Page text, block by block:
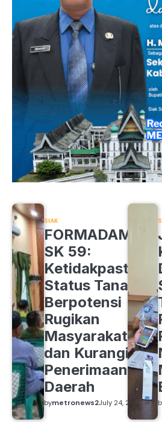
SIAK
FORMADAM
SK 59:
Ketidakpastian
Status Tanah
Berpotensi
Rugikan
Masyarakat
dan Kurangi
Penerimaan
Daerah
bymetronews2July 24, 2026